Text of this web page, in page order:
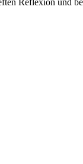
Reflexion und